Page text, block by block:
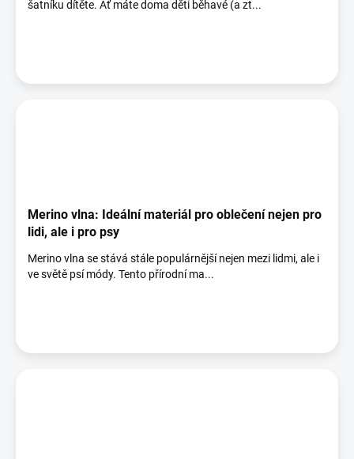
šatníku dítěte. Ať máte doma děti běhavé (a zt...
Merino vlna: Ideální materiál pro oblečení nejen pro
lidi, ale i pro psy
Merino vlna se stává stále populárnější nejen mezi lidmi, ale i
ve světě psí módy. Tento přírodní ma...